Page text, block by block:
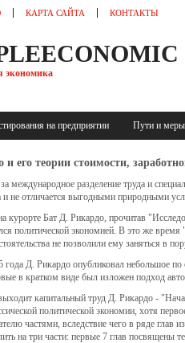
КАРТА САЙТА КОНТАКТЫ
экономика
на предприятии Пути и меры
и его теории стоимости,
международное разделение труда и
и не отличается выгодными природными
курорте Бат Д. Рикардо, прочитав
политической экономией. В это же
не позволили ему заняться в
года Д. Рикардо опубликовал небольшое
в кратком виде был изложен подход
капитальный труд Д. Рикардо -
политической экономии, хотя
частями, вследствие чего в ряде
на три части: первые 7 глав посвящены